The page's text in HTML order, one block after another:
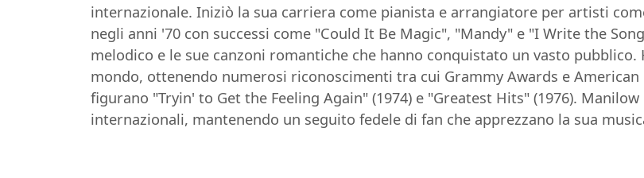
internazionale. Iniziò la sua carriera come pianista e arrangiatore per artisti
negli anni '70 con successi come "Could It Be Magic", "Mandy" e "I Write the
melodico e le sue canzoni romantiche che hanno conquistato un vasto
mondo, ottenendo numerosi riconoscimenti tra cui Grammy Awards e
figurano "Tryin' to Get the Feeling Again" (1974) e "Greatest Hits" (1976).
internazionali, mantenendo un seguito fedele di fan che apprezzano la sua